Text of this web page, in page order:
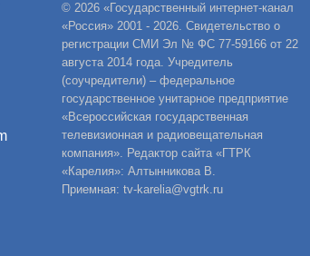
© 2026 «Государственный интернет-канал
«Россия» 2001 - 2026. Свидетельство о
регистрации СМИ Эл № ФС 77-59166 от 22
августа 2014 года. Учредитель
(соучредители) – федеральное
государственное унитарное предприятие
«Всероссийская государственная
телевизионная и радиовещательная
компания». Редактор сайта «ГТРК
«Карелия»: Алтынникова В.
Приемная: tv-karelia@vgtrk.ru